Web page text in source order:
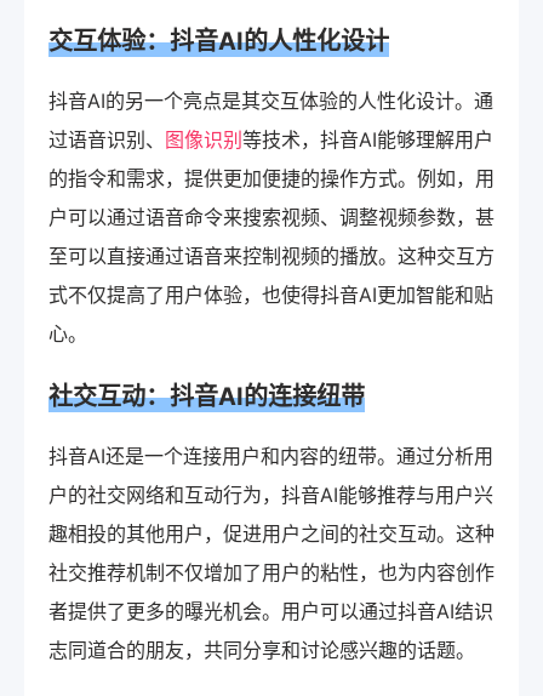
交互体验：抖音AI的人性化设计
抖音AI的另一个亮点是其交互体验的人性化设计。通
过语音识别、 图像识别 等技术，抖音AI能够理解用户
的指令和需求，提供更加便捷的操作方式。例如，用
户可以通过语音命令来搜索视频、调整视频参数，甚
至可以直接通过语音来控制视频的播放。这种交互方
式不仅提高了用户体验，也使得抖音AI更加智能和贴
心。
社交互动：抖音AI的连接纽带
抖音AI还是一个连接用户和内容的纽带。通过分析用
户的社交网络和互动行为，抖音AI能够推荐与用户兴
趣相投的其他用户，促进用户之间的社交互动。这种
社交推荐机制不仅增加了用户的粘性，也为内容创作
者提供了更多的曝光机会。用户可以通过抖音AI结识
志同道合的朋友，共同分享和讨论感兴趣的话题。